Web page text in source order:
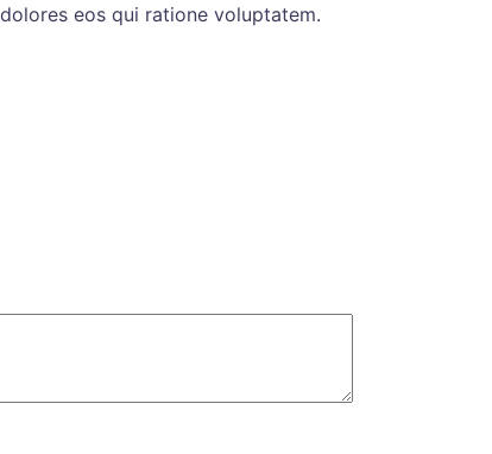
eos qui ratione voluptatem.